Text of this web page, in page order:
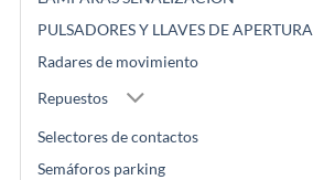
PULSADORES Y LLAVES DE APERTURA
Radares de movimiento
Repuestos
Selectores de contactos
Semáforos parking